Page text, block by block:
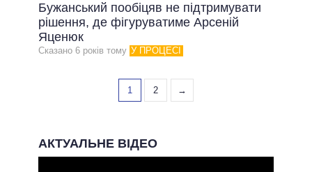
Бужанський пообіцяв не підтримувати
рішення, де фігуруватиме Арсеній
Яценюк
Сказано 6 рокiв тому У ПРОЦЕСІ
1 2 →
АКТУАЛЬНЕ ВІДЕО